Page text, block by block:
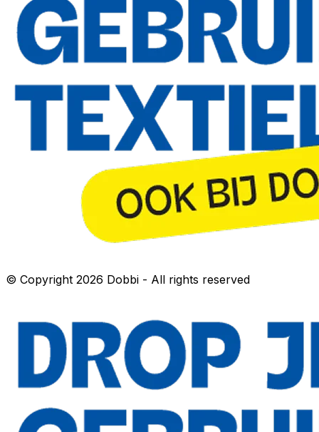
© Copyright 2026 Dobbi - All rights reserved